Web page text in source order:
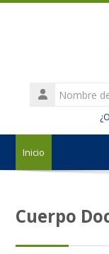
Nombre
de
Inicio
Estudios
Cuerpo